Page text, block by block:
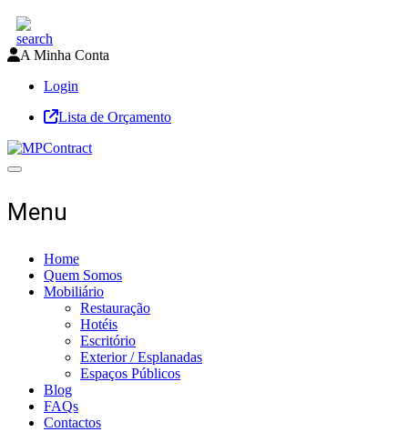
A Minha Conta
Login
Lista de Orçamento
Toggle navigation
Menu
Home
Quem Somos
Mobiliário
Restauração
Hotéis
Escritório
Exterior / Esplanadas
Espaços Públicos
Blog
FAQs
Contactos